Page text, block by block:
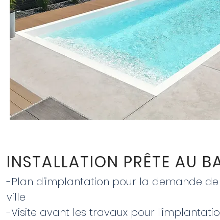
INSTALLATION PRÊTE AU
-Plan d'implantation pour la demande
ville
-Visite avant les travaux pour